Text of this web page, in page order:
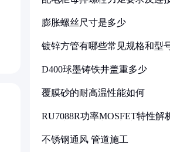
膨胀螺丝尺寸是多少
镀锌方管有哪些常见规格和型
D400球墨铸铁井盖重多少
覆膜砂的耐高温性能如何
RU7088R功率MOSFET特性解
不锈钢通风 管道施工